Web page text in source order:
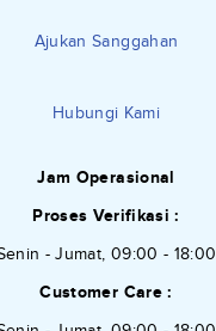
Ajukan Sanggahan
Hubungi Kami
Jam Operasional
Proses Verifikasi :
- Jumat, 09:00 - 18:00
Customer Care :